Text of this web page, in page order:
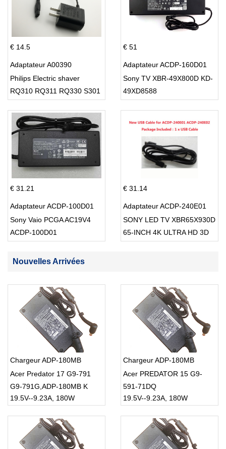
€ 14.5
Adaptateur A00390
Philips Electric shaver
RQ310 RQ311 RQ330 S301
€ 51
Adaptateur ACDP-160D01
Sony TV XBR-49X800D KD-
49XD8588
€ 31.21
Adaptateur ACDP-100D01
Sony Vaio PCGA AC19V4
ACDP-100D01
€ 31.14
Adaptateur ACDP-240E01
SONY LED TV XBR65X930D
65-INCH 4K ULTRA HD 3D
Nouvelles Arrivées
Chargeur ADP-180MB
Acer Predator 17 G9-791
G9-791G,ADP-180MB K
19.5V--9.23A, 180W
Chargeur ADP-180MB
Acer PREDATOR 15 G9-
591-71DQ
19.5V--9.23A, 180W